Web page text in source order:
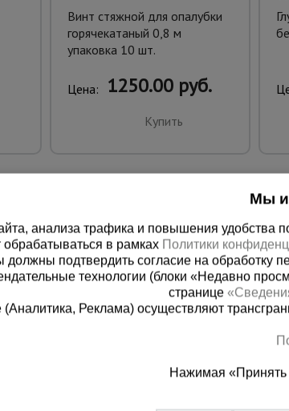
Винт стяжной для опалубки
горячекатаный 0,8 м
упаковка 10 шт.
Цена: 1250.00 руб.
Купить
8 (800) 200-
Заказать звонок
Мы
анализа трафика и повышения удобства
в рамках Политики
должны подтвердить согласие на обработку
технологии (блоки «Недавно
странице
(Аналитика, Реклама) осуществляют
Нажимая «Принять